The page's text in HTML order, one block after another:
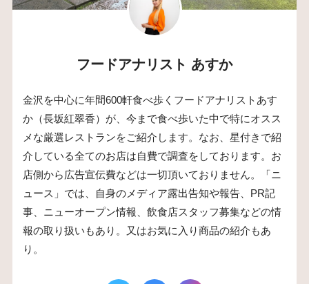
フードアナリスト あすか
金沢を中心に年間600軒食べ歩くフードアナリストあす
か（長坂紅翠香）が、今まで食べ歩いた中で特にオスス
メな厳選レストランをご紹介します。なお、星付きで紹
介している全てのお店は自費で調査をしております。お
店側から広告宣伝費などは一切頂いておりません。「ニ
ュース」では、自身のメディア露出告知や報告、PR記
事、ニューオープン情報、飲食店スタッフ募集などの情
報の取り扱いもあり。又はお気に入り商品の紹介もあ
り。